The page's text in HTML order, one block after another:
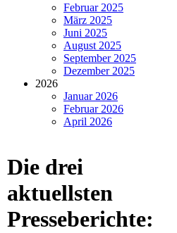
Februar 2025
März 2025
Juni 2025
August 2025
September 2025
Dezember 2025
2026
Januar 2026
Februar 2026
April 2026
Die drei
aktuellsten
Presseberichte: